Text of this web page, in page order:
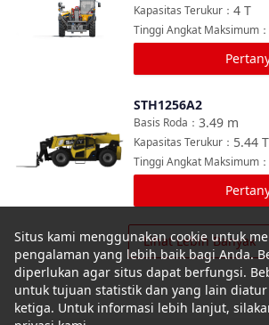
4 T
Kapasitas Terukur ：
Tinggi Angkat Maksimum ：
STH1256A2
3.49 m
Basis Roda ：
5.44 T
Kapasitas Terukur ：
Tinggi Angkat Maksimum ：
Lihat Lebih Banyak
Situs kami menggunakan cookie untuk
pengalaman yang lebih baik bagi Anda.
diperlukan agar situs dapat berfungsi.
untuk tujuan statistik dan yang lain
ketiga. Untuk informasi lebih lanjut,